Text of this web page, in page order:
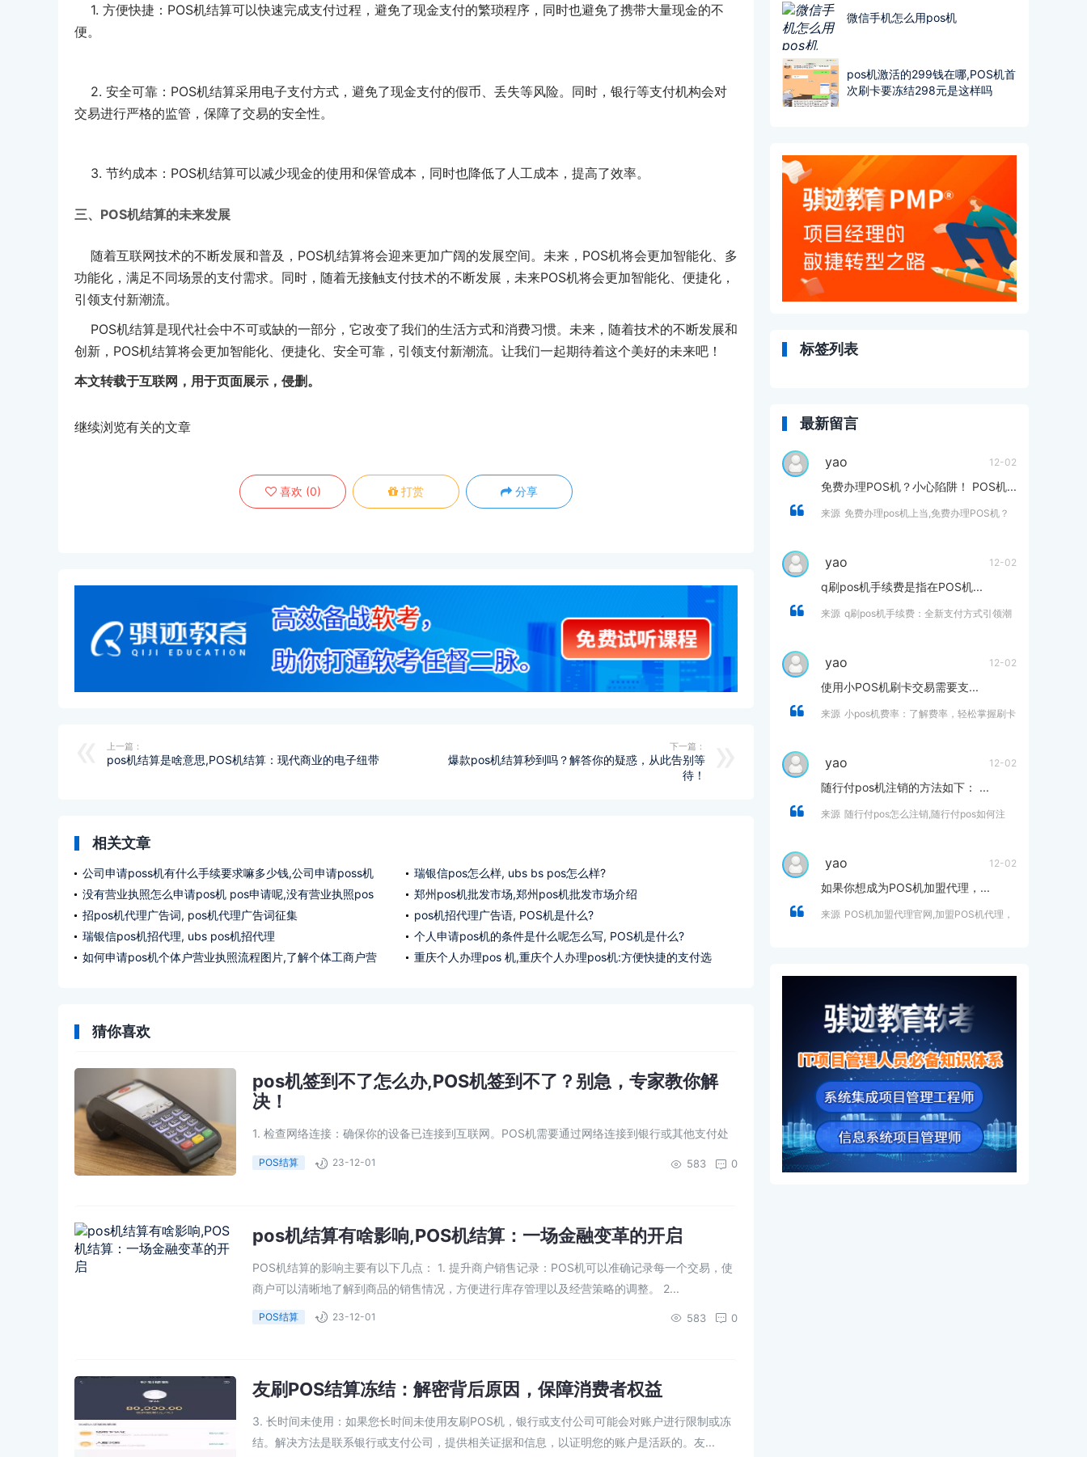
1. 方便快捷：POS机结算可以快速完成支付过程，避免了现金支付的繁琐程序，同时也避免了携带大量现金的不
便。
2. 安全可靠：POS机结算采用电子支付方式，避免了现金支付的假币、丢失等风险。同时，银行等支付机构会对
交易进行严格的监管，保障了交易的安全性。
3. 节约成本：POS机结算可以减少现金的使用和保管成本，同时也降低了人工成本，提高了效率。
三、POS机结算的未来发展
随着互联网技术的不断发展和普及，POS机结算将会迎来更加广阔的发展空间。未来，POS机将会更加智能化、多
功能化，满足不同场景的支付需求。同时，随着无接触支付技术的不断发展，未来POS机将会更加智能化、便捷化，
引领支付新潮流。
POS机结算是现代社会中不可或缺的一部分，它改变了我们的生活方式和消费习惯。未来，随着技术的不断发展和
创新，POS机结算将会更加智能化、便捷化、安全可靠，引领支付新潮流。让我们一起期待着这个美好的未来吧！
本文转载于互联网，用于页面展示，侵删。
继续浏览有关的文章
喜欢 (0) 打赏 分享
上一篇：
pos机结算是啥意思,POS机结算：现代商业的电子纽带
下一篇：
爆款pos机结算秒到吗？解答你的疑惑，从此告别等
待！
相关文章
公司申请poss机有什么手续要求嘛多少钱,公司申请poss机
办理什么手续要求多少钱?
瑞银信pos怎么样, ubs bs pos怎么样?
没有营业执照怎么申请pos机 pos申请呢,没有营业执照pos
机如何申请pos ?
郑州pos机批发市场,郑州pos机批发市场介绍
招pos机代理广告词, pos机代理广告词征集
pos机招代理广告语, POS机是什么?
瑞银信pos机招代理, ubs pos机招代理
个人申请pos机的条件是什么呢怎么写, POS机是什么?
如何申请pos机个体户营业执照流程图片,了解个体工商户营
重庆个人办理pos 机,重庆个人办理pos机:方便快捷的支付选
猜你喜欢
pos机签到不了怎么办,POS机签到不了？别急，专家教你解
决！
1. 检查网络连接：确保你的设备已连接到互联网。POS机需要通过网络连接到银行或其他支付处
理服务提供商，因此网络连接是签到的前提条件。 3. 检查电池和电源：如果POS机电...
POS结算 23-12-01 0
583
pos机结算有啥影响,POS机结算：一场金融变革的开启
POS机结算的影响主要有以下几点： 1. 提升商户销售记录：POS机可以准确记录每一个交易，使
商户可以清晰地了解到商品的销售情况，方便进行库存管理以及经营策略的调整。 2...
POS结算 23-12-01 0
583
友刷POS结算冻结：解密背后原因，保障消费者权益
3. 长时间未使用：如果您长时间未使用友刷POS机，银行或支付公司可能会对账户进行限制或冻
结。解决方法是联系银行或支付公司，提供相关证据和信息，以证明您的账户是活跃的。友...
微信手机怎么用pos机
pos机激活的299钱在哪,POS机首
次刷卡要冻结298元是这样吗
标签列表
最新留言
yao 12-02
免费办理POS机？小心陷阱！ POS机...
来源 免费办理pos机上当,免费办理POS机？
yao 12-02
q刷pos机手续费是指在POS机...
来源 q刷pos机手续费：全新支付方式引领潮
yao 12-02
使用小POS机刷卡交易需要支...
来源 小pos机费率：了解费率，轻松掌握刷卡
yao 12-02
随行付pos机注销的方法如下： ...
来源 随行付pos怎么注销,随行付pos如何注
yao 12-02
如果你想成为POS机加盟代理，...
来源 POS机加盟代理官网,加盟POS机代理，